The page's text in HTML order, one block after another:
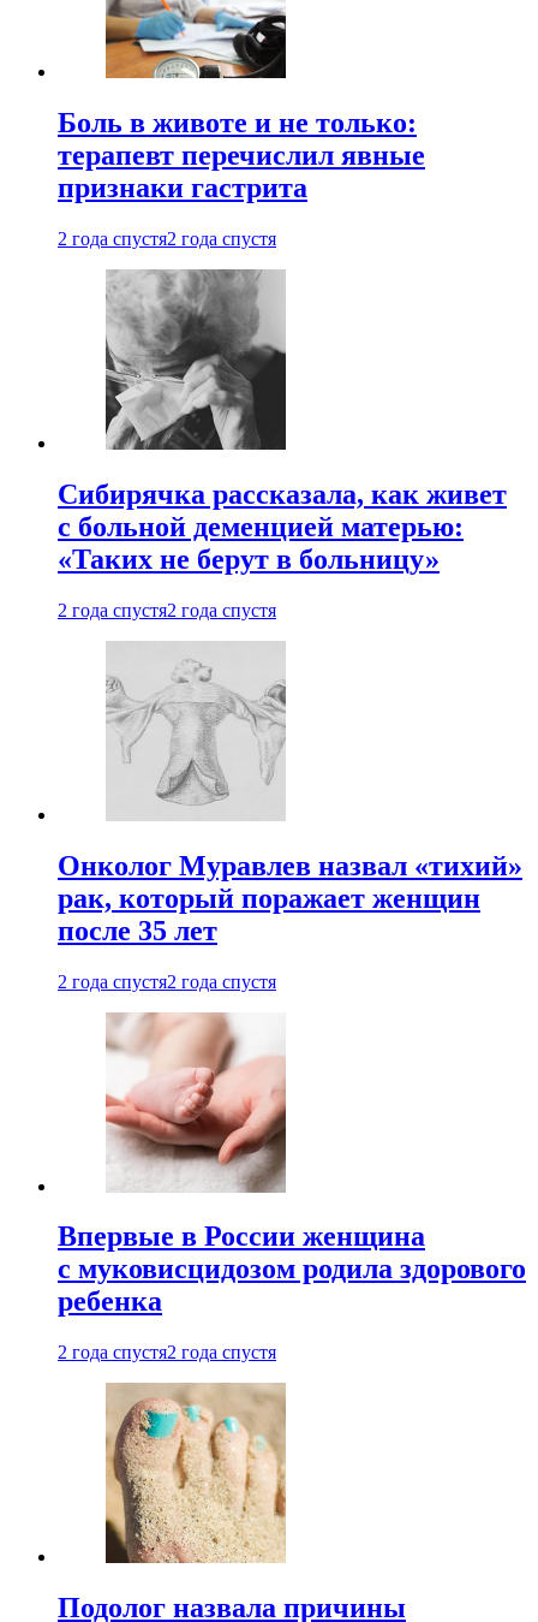
Боль в животе и не только:
терапевт перечислил явные
признаки гастрита
2 года спустя2 года спустя
Сибирячка рассказала, как живет
с больной деменцией матерью:
«Таких не берут в больницу»
2 года спустя2 года спустя
Онколог Муравлев назвал «тихий»
рак, который поражает женщин
после 35 лет
2 года спустя2 года спустя
Впервые в России женщина
с муковисцидозом родила здорового
ребенка
2 года спустя2 года спустя
Подолог назвала причины